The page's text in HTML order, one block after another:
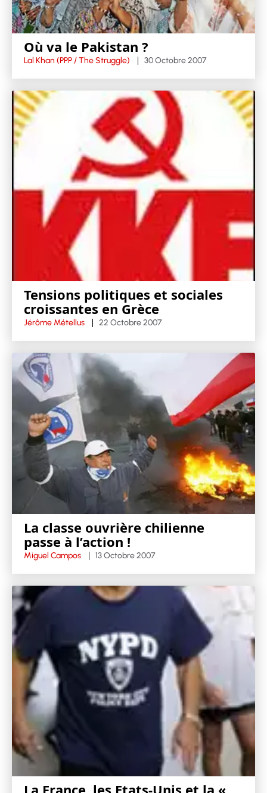
Où va le Pakistan ?
Lal Khan (PPP / The Struggle) 30 Octobre 2007
Tensions politiques et sociales
croissantes en Grèce
Jérôme Métellus 22 Octobre 2007
La classe ouvrière chilienne
passe à l’action !
Miguel Campos 13 Octobre 2007
La France, les Etats-Unis et la «